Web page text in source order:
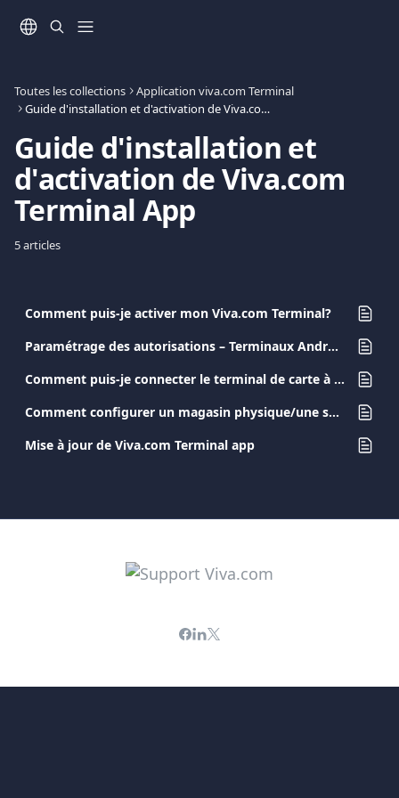
Toutes les collections
Application viva.com Terminal
Guide d'installation et d'activation de Viva.com Terminal App
Guide d'installation et
d'activation de Viva.com
Terminal App
5 articles
Comment puis-je activer mon Viva.com Terminal?
Paramétrage des autorisations – Terminaux Android
Comment puis-je connecter le terminal de carte à mon compte ?
Comment configurer un magasin physique/une source de paiement ?
Mise à jour de Viva.com Terminal app